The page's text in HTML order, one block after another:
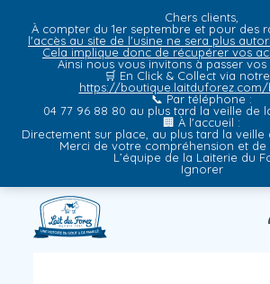
Chers clients,
À compter du 1er septembre et pour des
l'accès au site de l'usine ne sera plus
Cela implique donc de récupérer vos
Ainsi nous vous invitons à passer
🛒 En Click & Collect via
https://
📞 Par téléphone :
04 77 96 88 80 au plus tard la veille de
🏢 À l'accueil :
Directement sur place, au plus tard la veille
Merci de votre compréhension et de
L’équipe de la Laiterie du
Ignorer